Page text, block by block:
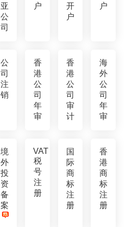
亚
公
司
户
开
户
户
公
司
注
销
香
港
公
司
年
审
香
港
公
司
审
计
海
外
公
司
年
审
境
外
投
资
备
案
VAT
税
号
注
册
国
际
商
标
注
册
香
港
商
标
注
册